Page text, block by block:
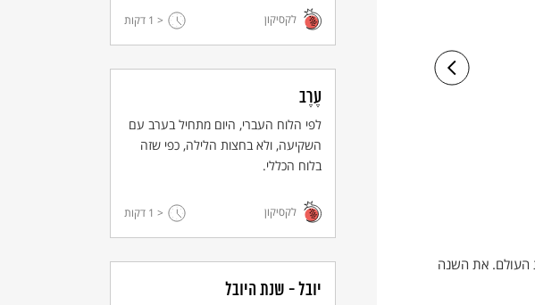
www.tamarsgallery.co.il
העולם. את השנה
לקסיקון < 1 דקות
עֶרֶב
לפי הלוח העברי, היום מתחיל בערב עם
השקיעה, ולא בחצות הלילה, כפי שזה
בלוח הכללי.
לקסיקון < 1 דקות
יובל - שנת היובל